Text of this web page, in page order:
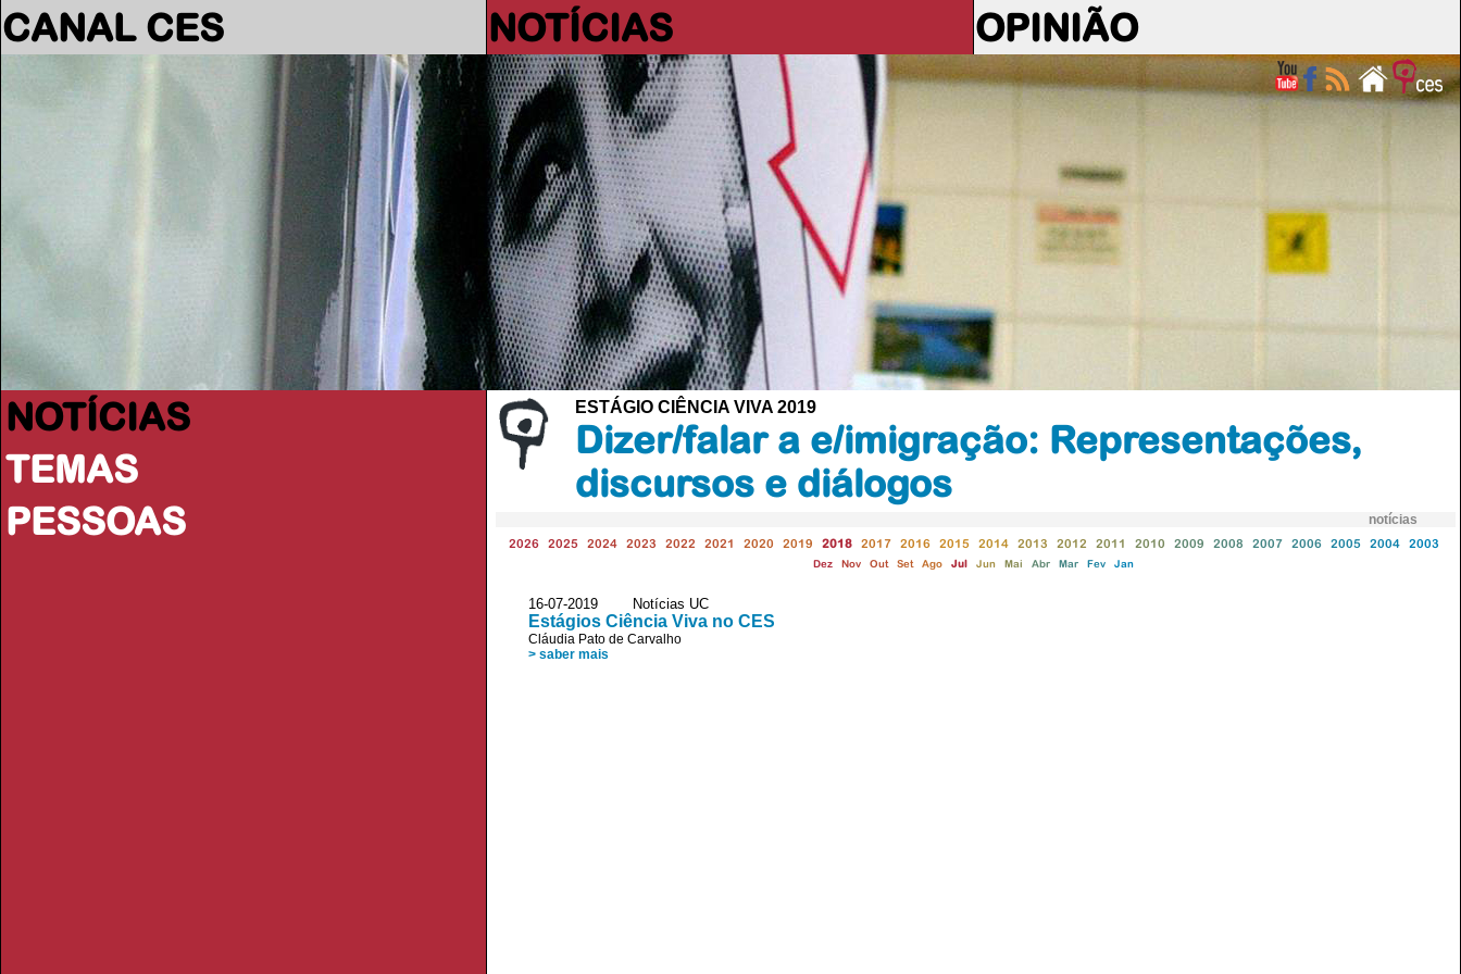
CANAL CES NOTÍCIAS OPINIÃO
NOTÍCIAS
TEMAS
PESSOAS
ESTÁGIO CIÊNCIA VIVA 2019
Dizer/falar a e/imigração: Representações,
discursos e diálogos
notícias
2026 2025 2024 2023 2022 2021 2020 2019 2018 2017 2016 2015 2014 2013 2012 2011 2010 2009 2008 2007 2006 2005 2004 2003
Dez Nov Out Set Ago Jul Jun Mai Abr Mar Fev Jan
16-07-2019 Notícias UC
Estágios Ciência Viva no CES
Cláudia Pato de Carvalho
> saber mais